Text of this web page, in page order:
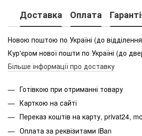
Доставка Оплата
Новою поштою по Україні (до
Кур'єром нової пошти по Україні (до
Більше інформації про доставку
Готівкою при отриманні товару
Карткою на сайті
Переказ коштів на карту, privat24,
Оплата за реквізитами iBan